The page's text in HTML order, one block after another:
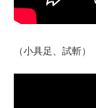
（小具足、試斬）